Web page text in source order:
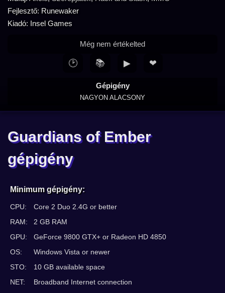
Fejlesztő: Runewaker
Kiadó: Insel Games
Gépigény
NAGYON ALACSONY
Még nem értékelted
🕑 📚 ▶ ❤
Guardians of Ember
gépigény
Minimum gépigény:
CPU:
Core 2 Duo 2.4G or better
RAM:
2 GB RAM
GPU:
GeForce 9800 GTX+ or Radeon HD 4850
OS:
Windows Vista or newer
STO:
10 GB available space
NET:
Broadband Internet connection